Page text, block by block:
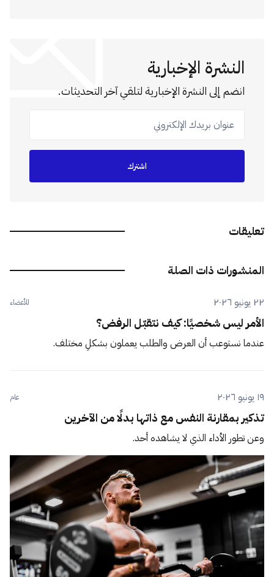
النشرة الإخبارية
انضم إلى النشرة الإخبارية لتلقي آخر التحديثات.
عنوان بريدك الإلكتروني
اشترك
تعليقات
المنشورات ذات الصلة
٢٢ يونيو ٢٠٢٦ للأعضاء
الأمر ليس شخصيًا: كيف نتقبّل الرفض؟
عندما نستوعب أن العرض والطلب يعملون بشكلٍ مختلف.
١٩ يونيو ٢٠٢٦ عام
تذكير بمقارنة النفس مع ذاتها بدلًا من الآخرين
وعن تطور الأداء الذي لا يشاهده أحد.